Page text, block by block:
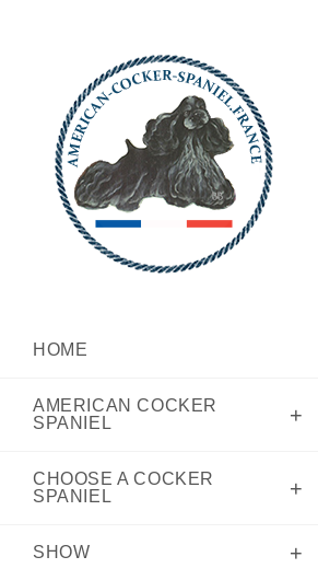
HOME
AMER­I­CAN COCK­ER
SPANIEL
CHOOSE A COCK­ER
SPANIEL
SHOW